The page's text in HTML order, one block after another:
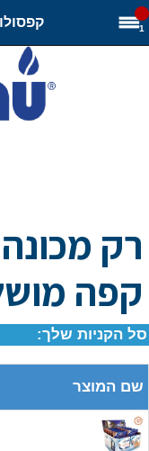
1
רק
קפה
סל הקניות שלך:
שם המוצר